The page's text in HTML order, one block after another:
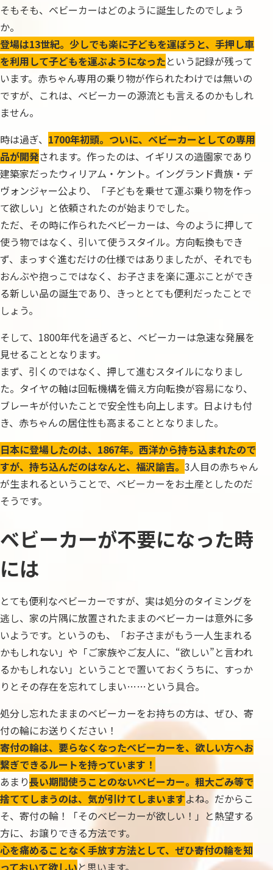
そもそも、ベビーカーはどのように誕生したのでしょう
か。
登場は13世紀。少しでも楽に子どもを運ぼうと、手押し車
を利用して子どもを運ぶようになったという記録が残って
います。赤ちゃん専用の乗り物が作られたわけでは無いの
ですが、これは、ベビーカーの源流とも言えるのかもしれ
ません。
時は過ぎ、 1700年初頭。ついに、ベビーカーとしての専用
品が開発されます。作ったのは、イギリスの造園家であり
建築家だったウィリアム・ケント。イングランド貴族・デ
ヴォンジャー公より、「子どもを乗せて運ぶ乗り物を作っ
て欲しい」と依頼されたのが始まりでした。
ただ、その時に作られたベビーカーは、今のように押して
使う物ではなく、引いて使うスタイル。方向転換もでき
ず、まっすぐ進むだけの仕様ではありましたが、それでも
おんぶや抱っこではなく、お子さまを楽に運ぶことができ
る新しい品の誕生であり、きっととても便利だったことで
しょう。
そして、1800年代を過ぎると、ベビーカーは急速な発展を
見せることとなります。
まず、引くのではなく、押して進むスタイルになりまし
た。タイヤの軸は回転機構を備え方向転換が容易になり、
ブレーキが付いたことで安全性も向上します。日よけも付
き、赤ちゃんの居住性も高まることとなりました。
日本に登場したのは、1867年。西洋から持ち込まれたので
すが、持ち込んだのはなんと、福沢諭吉。 3人目の赤ちゃん
が生まれるということで、ベビーカーをお土産としたのだ
そうです。
ベビーカーが不要になった時
には
とても便利なベビーカーですが、実は処分のタイミングを
逃し、家の片隅に放置されたままのベビーカーは意外に多
いようです。というのも、「お子さまがもう一人生まれる
かもしれない」や「ご家族やご友人に、“欲しい”と言われ
るかもしれない」ということで置いておくうちに、すっか
りとその存在を忘れてしまい……という具合。
処分し忘れたままのベビーカーをお持ちの方は、ぜひ、寄
付の輪にお送りください！
寄付の輪は、要らなくなったベビーカーを、欲しい方へお
繋ぎできるルートを持っています！
あまり長い期間使うことのないベビーカー。粗大ごみ等で
捨ててしまうのは、気が引けてしまいますよね。だからこ
そ、寄付の輪！「そのベビーカーが欲しい！」と熱望する
方に、お譲りできる方法です。
心を痛めることなく手放す方法として、ぜひ寄付の輪を知